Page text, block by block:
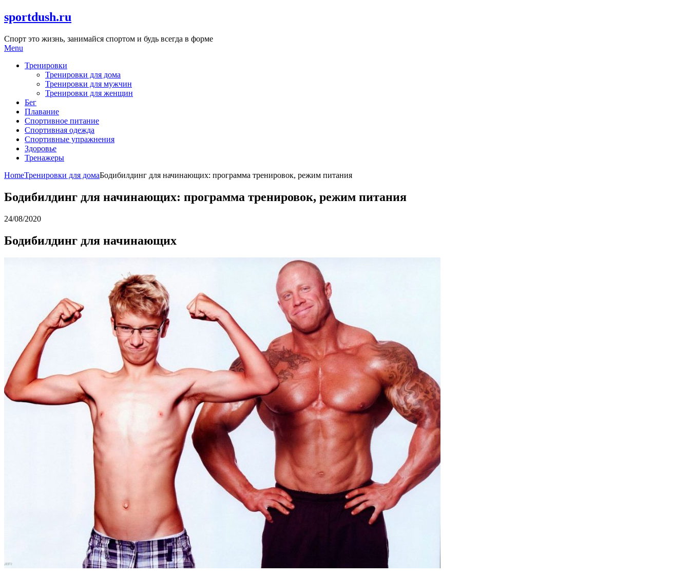
Skip
to
sportdush.ru
Спорт это жизнь, занимайся спортом и будь всегда в форме
Menu
Тренировки
Тренировки для дома
Тренировки для мужчин
Тренировки для женщин
Бег
Плавание
Спортивное питание
Спортивная одежда
Спортивные упражнения
Здоровье
Тренажеры
HomeТренировки для домаБодибилдинг для начинающих: программа тренировок, режим питания
Бодибилдинг для начинающих: программа тренировок, режим питания
24/08/2020
Бодибилдинг для начинающих